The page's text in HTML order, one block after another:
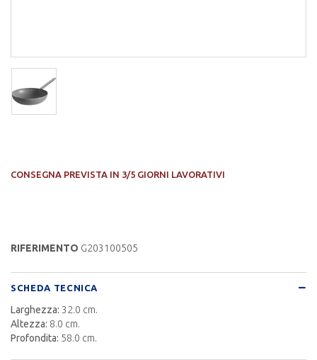
CONSEGNA PREVISTA IN 3/5 GIORNI LAVORATIVI
RIFERIMENTO G203100505
SCHEDA TECNICA
Larghezza: 32.0 cm.
Altezza: 8.0 cm.
Profondita: 58.0 cm.